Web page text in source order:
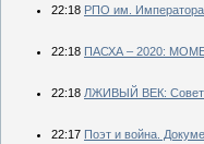
22:18 РПО им. Императора
22:18 ПАСХА – 2020:
22:18 ЛЖИВЫЙ ВЕК:
22:17 Поэт и война.